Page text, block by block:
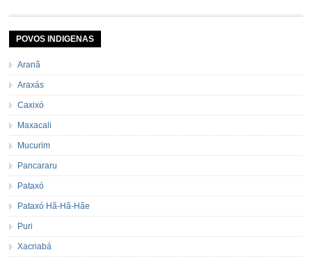
POVOS INDIGENAS
Aranã
Araxás
Caxixó
Maxacali
Mucurim
Pancararu
Pataxó
Pataxó Hã-Hã-Hãe
Puri
Xacriabá